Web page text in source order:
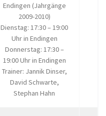
Endingen (Jahrgänge
2009-2010)
Dienstag: 17:30 – 19:00
Uhr in Endingen
Donnerstag: 17:30 –
19:00 Uhr in Endingen
Trainer: Jannik Dinser,
David Schwarte,
Stephan Hahn